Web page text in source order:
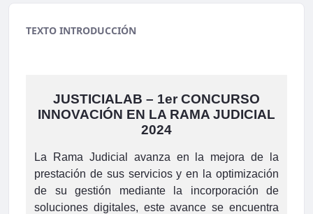
01 Banner inscripciones mayo
TEXTO INTRODUCCIÓN
JUSTICIALAB – 1er CONCURSO
INNOVACIÓN EN LA RAMA JUDICIAL
2024
La Rama Judicial avanza en la mejora de la
prestación de sus servicios y en la optimización
de su gestión mediante la incorporación de
soluciones digitales, este avance se encuentra